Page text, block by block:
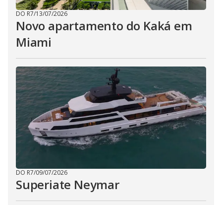
DO R7/13/07/2026
Novo apartamento do Kaká em
Miami
DO R7/09/07/2026
Superiate Neymar